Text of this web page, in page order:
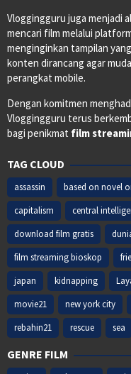
Vloggingguru juga menjadi
mencari film melalui
menginginkan tampilan
konten dirancang agar
perangkat mobile.
Dengan komitmen
Vloggingguru terus
bagi penikmat film
TAG CLOUD
assassin based on novel
capitalism
central
download film gratis
film streaming bioskop
japan
kidnapping
movie21
new york city
rebahin21
rescue sea
GENRE FILM